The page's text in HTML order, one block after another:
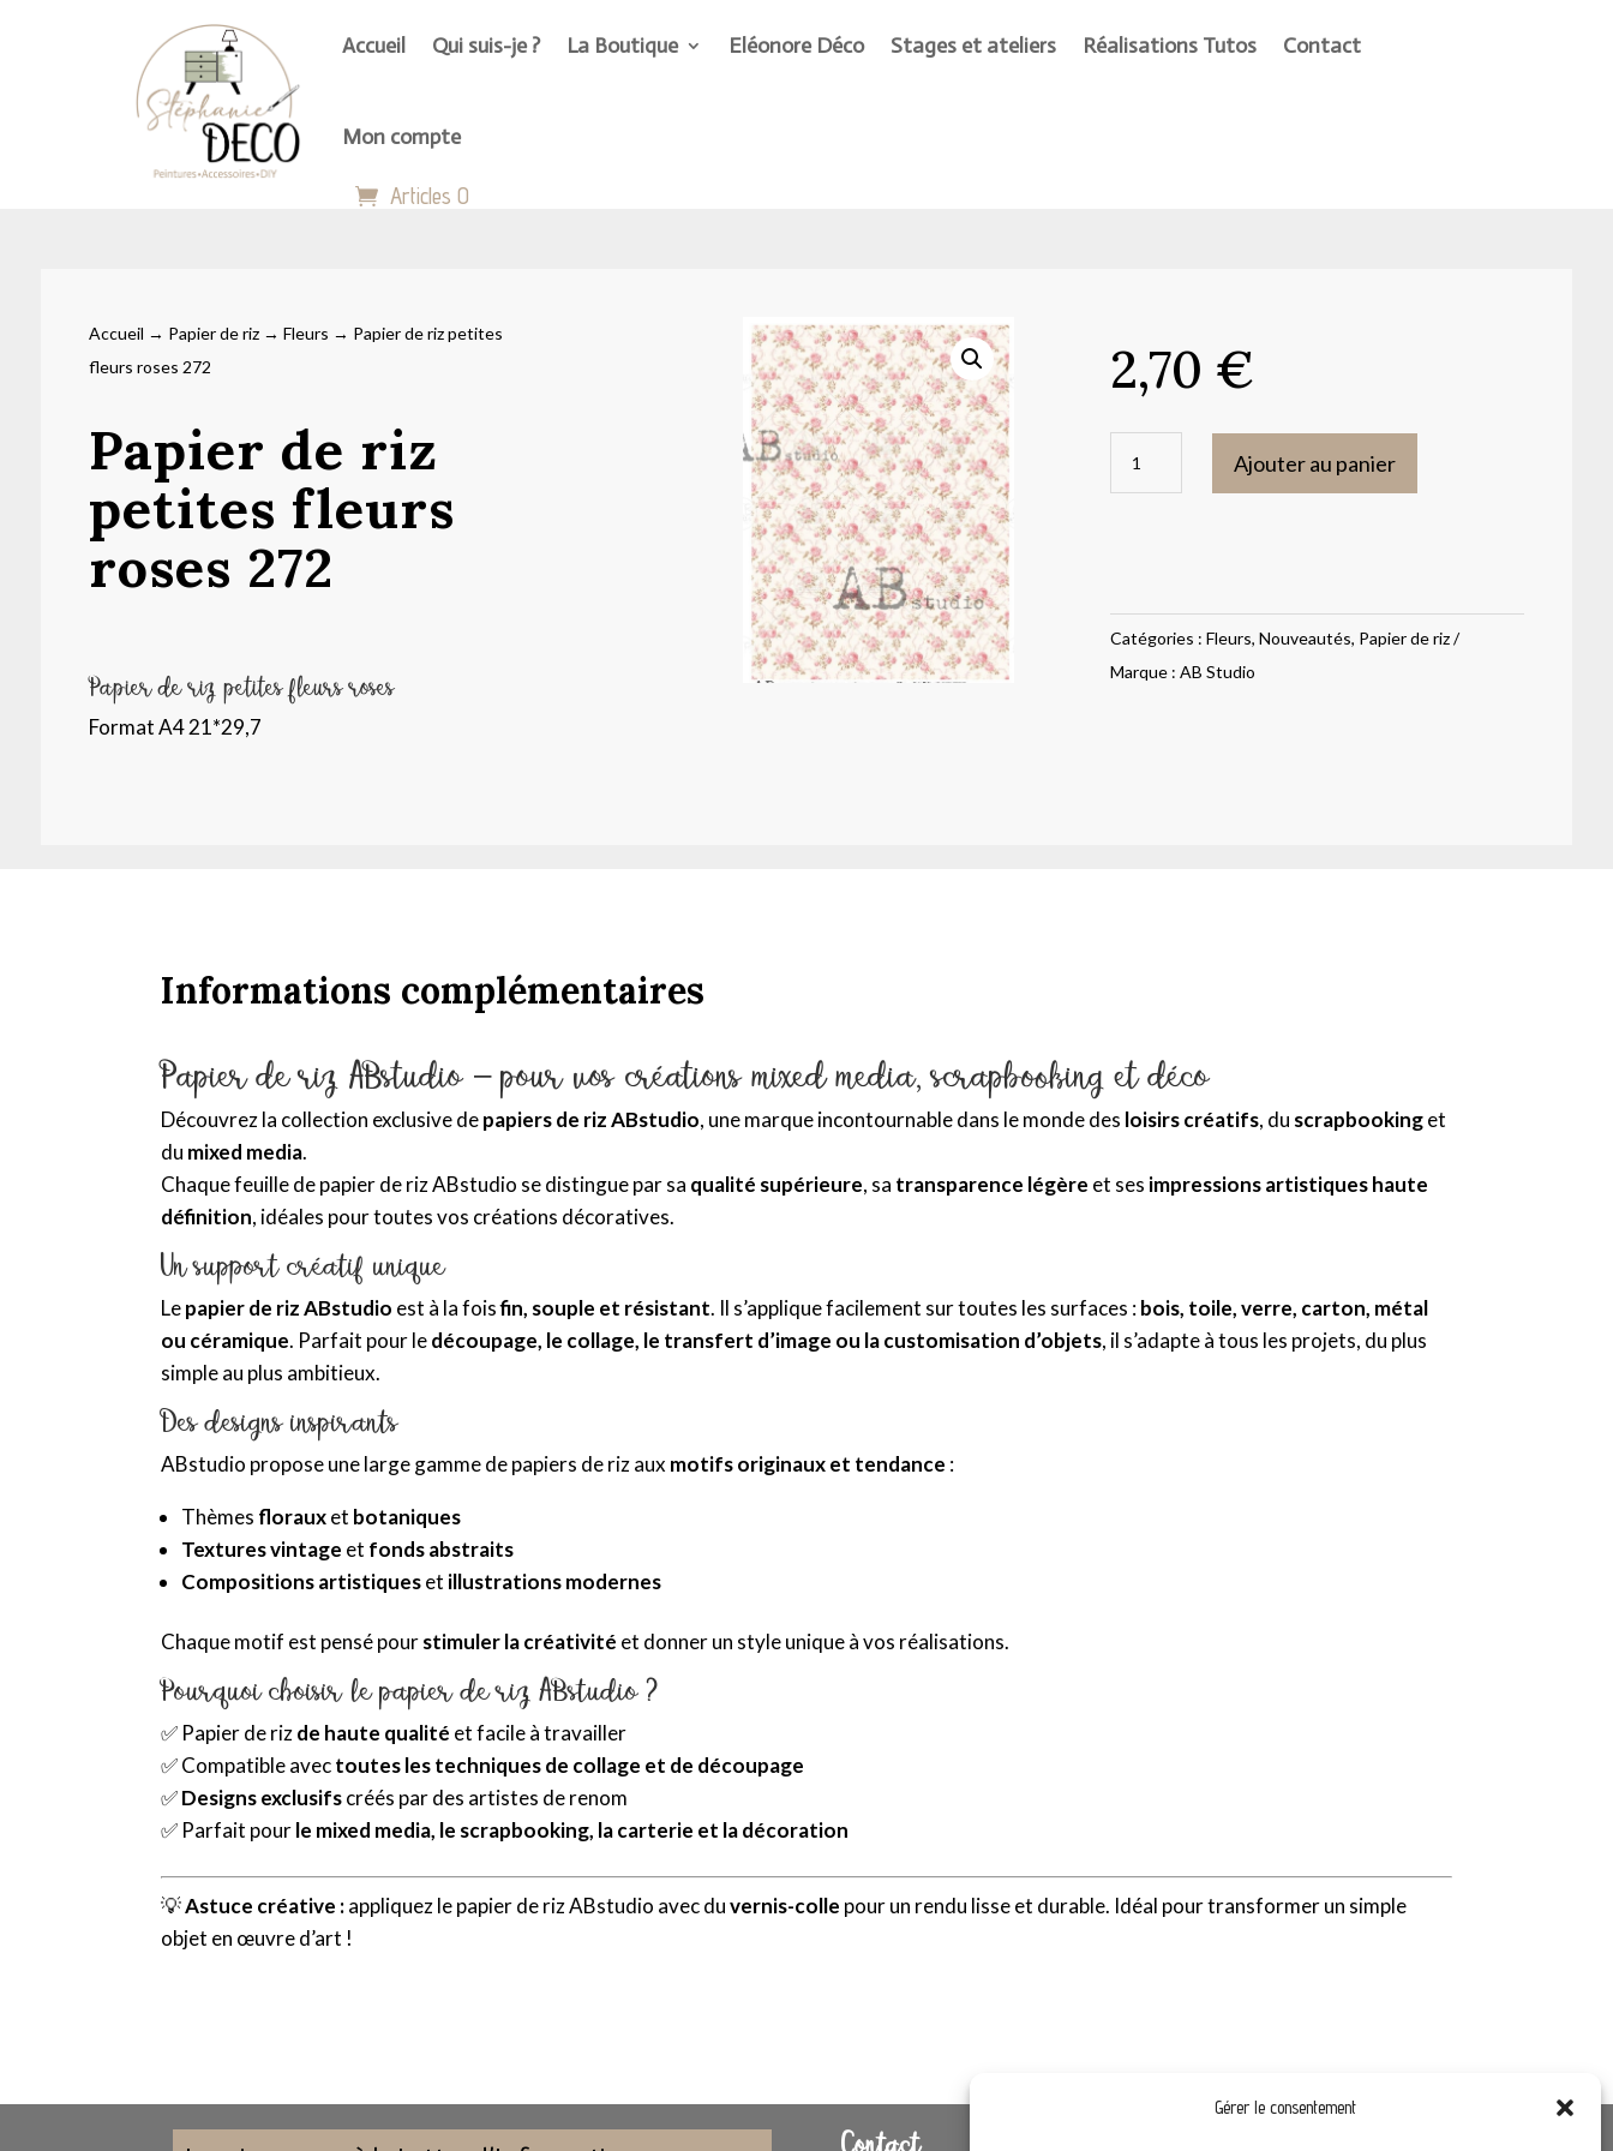
Gérer le consentement
Accueil Qui suis-je ? La Boutique Eléonore Déco Stages et ateliers Réalisations Tutos Contact
Mon compte
Articles 0
Accueil → Papier de riz→ Fleurs → Papier de riz petites
fleurs roses 272
Papier de riz
petites fleurs
roses 272
Papier de riz petites fleurs roses
Format A4 21*29,7
2,70 €
petites
fleurs
roses
Ajouter au panier
Catégories : Fleurs, Nouveautés, Papier de riz
Marque : AB Studio
Informations complémentaires
Papier de riz ABstudio – pour vos créations mixed media, scrapbooking et déco
Découvrez la collection exclusive depapiers de riz ABstudio, une marque incontournable dans le monde des loisirs créatifs, du scrapbookinget
du mixed media.
Chaque feuille de papier de riz ABstudio se distingue par sa qualité supérieure, sa transparence légère et ses impressions artistiques haute
définition, idéales pour toutes vos créations décoratives.
Un support créatif unique
Lepapier de riz ABstudio est à la foisfin, souple et résistant. Il s’applique facilement sur toutes les surfaces :bois, toile, verre, carton, métal
ou céramique. Parfait pour ledécoupage, le collage, le transfert d’image ou la customisation d’objets, il s’adapte à tous les projets, du plus
simple au plus ambitieux.
Des designs inspirants
ABstudio propose une large gamme de papiers de riz aux motifs originaux et tendance :
Thèmes florauxet botaniques
Textures vintage et fonds abstraits
Compositions artistiqueset illustrations modernes
Chaque motif est pensé pourstimuler la créativité et donner un style unique à vos réalisations.
Pourquoi choisir le papier de riz ABstudio ?
✅ Papier de rizde haute qualité et facile à travailler
✅ Compatible avectoutes les techniques de collage et de découpage
✅Designs exclusifscréés par des artistes de renom
✅ Parfait pourle mixed media, le scrapbooking, la carterie et la décoration
💡Astuce créative :appliquez le papier de riz ABstudio avec duvernis-colle pour un rendu lisse et durable. Idéal pour transformer un simple
objet en œuvre d’art !